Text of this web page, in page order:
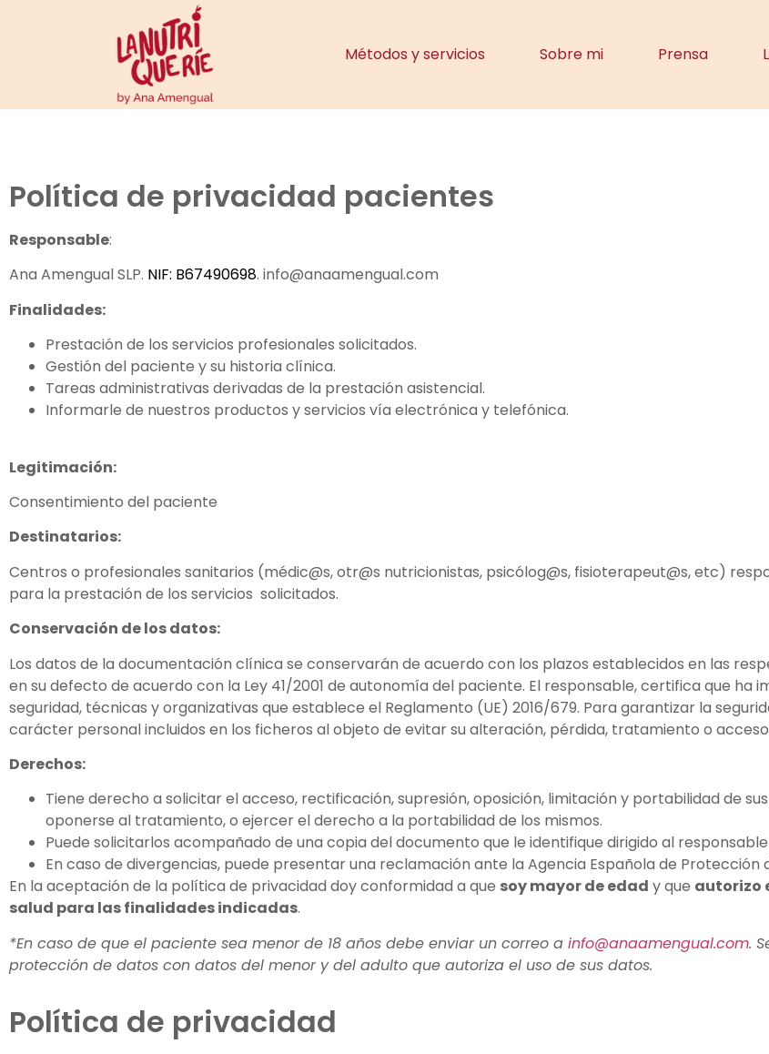
Métodos y servicios Sobre mi Prensa
Política de privacidad pacientes
Responsable:
Ana Amengual SLP. NIF: B67490698. info@anaamengual.com
Finalidades:
Prestación de los servicios profesionales solicitados.
Gestión del paciente y su historia clínica.
Tareas administrativas derivadas de la prestación asistencial.
Informarle de nuestros productos y servicios vía electrónica y telefónica.
Legitimación:
Consentimiento del paciente
Destinatarios:
Centros o profesionales sanitarios (médic@s, otr@s nutricionistas, psicólog@s, fisioterapeut@s, etc)
para la prestación de los servicios solicitados.
Conservación de los datos:
Los datos de la documentación clínica se conservarán de acuerdo con los plazos establecidos en las
en su defecto de acuerdo con la Ley 41/2001 de autonomía del paciente. El responsable, certifica que ha
seguridad, técnicas y organizativas que establece el Reglamento (UE) 2016/679. Para garantizar la
carácter personal incluidos en los ficheros al objeto de evitar su alteración, pérdida, tratamiento o
Derechos:
Tiene derecho a solicitar el acceso, rectificación, supresión, oposición, limitación y portabilidad de
oponerse al tratamiento, o ejercer el derecho a la portabilidad de los mismos.
Puede solicitarlos acompañado de una copia del documento que le identifique dirigido al
En caso de divergencias, puede presentar una reclamación ante la Agencia Española de Protección
En la aceptación de la política de privacidad doy conformidad a que soy mayor de edad y que autorizo
salud para las finalidades indicadas.
*En caso de que el paciente sea menor de 18 años debe enviar un correo a info@anaamengual.com.
protección de datos con datos del menor y del adulto que autoriza el uso de sus datos.
Política de privacidad